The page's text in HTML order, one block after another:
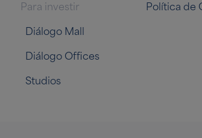
Para investir
Diálogo Mall
Diálogo Offices
Studios
Política de